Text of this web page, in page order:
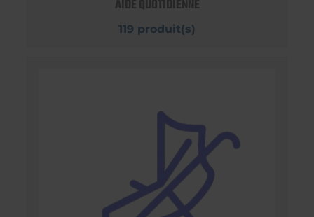
AIDE QUOTIDIENNE
119 produit(s)